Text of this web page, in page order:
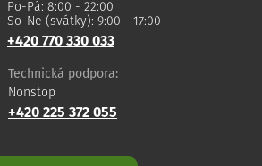
Po-Pá: 8:00 - 22:00
So-Ne (svátky): 9:00 - 17:00
+420 770 330 033
Technická podpora:
Nonstop
+420 225 372 055